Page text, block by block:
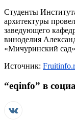
Студенты
архитектуры
заведующего
виноделия
«Мичуринский
Источник:
“eqinfo” в